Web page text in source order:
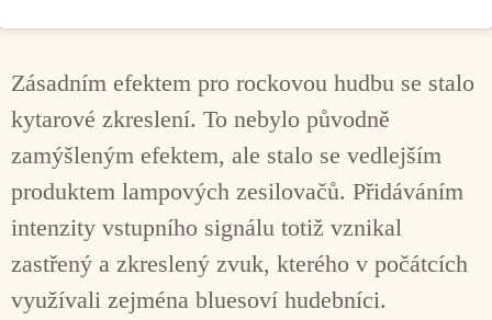
Zásadním efektem pro rockovou hudbu se stalo
kytarové zkreslení. To nebylo původně
zamýšleným efektem, ale stalo se vedlejším
produktem lampových zesilovačů. Přidáváním
intenzity vstupního signálu totiž vznikal
zastřený a zkreslený zvuk, kterého v počátcích
využívali zejména bluesoví hudebníci.